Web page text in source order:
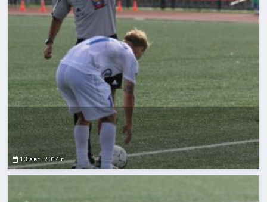
13 авг. 2014 г.